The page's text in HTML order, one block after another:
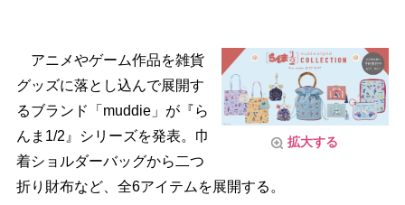
拡大する
アニメやゲーム作品を雑貨
グッズに落とし込んで展開す
るブランド「muddie」が『ら
んま1/2』シリーズを発表。巾
着ショルダーバッグから二つ
折り財布など、全6アイテムを展開する。